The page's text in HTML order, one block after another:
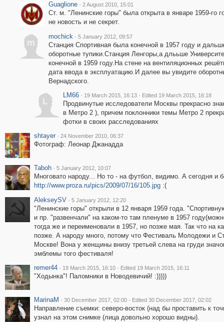
Guaglione · 2 August 2010, 15:01
Ст. м. "Ленинские горы" была открыта в январе 1959-го
не новость и не секрет.
m
mochick · 5 January 2012, 09:57
Станция Спортивная была конечной в 1957 году и
оборотные тупики.Станция Ленгоры,а длььше
конечной в 1959 году.На стене на вентиляционных
дата ввода в эксплуатацию.И далее вы увидите
Вернадского.
L
LM66 · 19 March 2015, 16:13 · Edited 19 March 2015, 16:18
Продвинутые исследователи Москвы прекрасно
в Метро 2 ), причем поклонники темы Метро 2
фотки в своих расследованиях
shtayer · 24 November 2010, 06:37
Фотограф: Леонар Джанадда
Taboh · 5 January 2012, 10:07
Многовато народу... Но то - на футбол, видимо. А сегодня и
http://www.proza.ru/pics/2009/07/16/105.jpg:(
AlekseySV · 5 January 2012, 12:20
"Ленинские горы" открыли в 12 января 1959 года.
и пр. "развенчали" на каком-то там пленуме в 1957
тогда же и переименовали в 1957, но позже мая. Так что на
позже. А народу много, потому что Фестиваль Молодежи и
Москве! Вона у женщины внизу третьей слева на груди
эмблемы того фестиваля!
remer44 · 19 March 2015, 16:10 · Edited 19 March 2015, 16:11
"Ходынка"! Паломники в Новодевичий! :)))))
MarinaM · 30 December 2017, 02:00 · Edited 30 December 2017, 02:02
Направление съемки: северо-восток (над бы проставить к
узнал на этом снимке (лица довольно хорошо видны).